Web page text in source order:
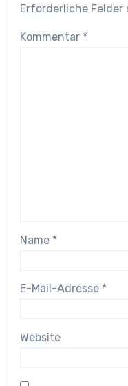
Erforderliche Felder
Kommentar *
Name *
E-Mail-Adresse *
Website